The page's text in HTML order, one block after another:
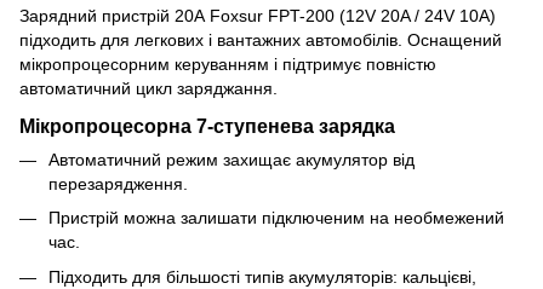
Зарядний пристрій 20А Foxsur FPT-200 (12V 20A / 24V 10A)
підходить для легкових і вантажних автомобілів. Оснащений
мікропроцесорним керуванням і підтримує повністю
автоматичний цикл заряджання.
Мікропроцесорна 7-ступенева зарядка
Автоматичний режим захищає акумулятор від
перезарядження.
Пристрій можна залишати підключеним на необмежений
час.
Підходить для більшості типів акумуляторів: кальцієві,